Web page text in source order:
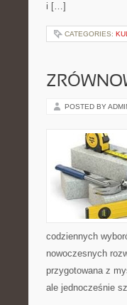
i […]
CATEGORIES:
POSTED BY
codziennych
nowoczesnych
przygotowana z
ale jednocześnie